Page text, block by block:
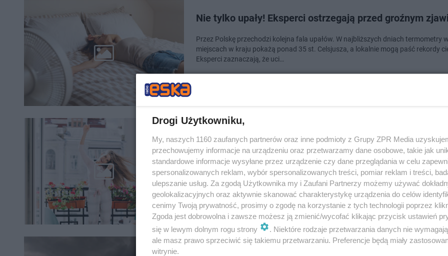
Nie tylko upały! Eksperci ostrzegają przed groźnym
Przez Polskę przechodzi kolejna fala upałów. W najbliższych dniach termometry
miejscach w kraju pokażą ponad 35 st. Celsjusza, a lokalnie mogą paść rekordy
Eksperci zaznaczają, że uci…
Włoski sposób na radzenie sobie z upałami. Tak udaje im
ochłodzić mieszkanie bez klimatyzacji
Lato z roku na rok przynosi coraz wyższe temperatury, a fale upałów przestają
wyłącznie krajów południowej Europy. Również w Polsce coraz częściej
wielodniowymi okresami gorą…
Upały wracają do Polski. IMGW wydaje ostrzeżenia dla
Drogi Użytkowniku,
My, naszych 1160 zaufanych partnerów oraz inne podmioty z Grupy ZPR Media
przechowujemy informacje na urządzeniu oraz przetwarzamy dane osobowe, takie jak
standardowe informacje wysyłane przez urządzenie czy dane przeglądania w celu
spersonalizowanych reklam, wybór spersonalizowanych treści, pomiar reklam i treści,
ulepszanie usług. Za zgodą Użytkownika my i Zaufani Partnerzy możemy używać
geolokalizacyjnych oraz aktywnie skanować charakterystykę urządzenia do celów
cenimy Twoją prywatność, prosimy o zgodę na korzystanie z tych technologii poprzez
Zgoda jest dobrowolna i zawsze możesz ją zmienić/wycofać klikając przycisk ustawień
się w lewym dolnym rogu strony
. Niektóre rodzaje przetwarzania danych nie
ale masz prawo sprzeciwić się takiemu przetwarzaniu. Preferencje będą miały
witrynie.